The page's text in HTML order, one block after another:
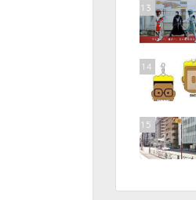
13
14
15